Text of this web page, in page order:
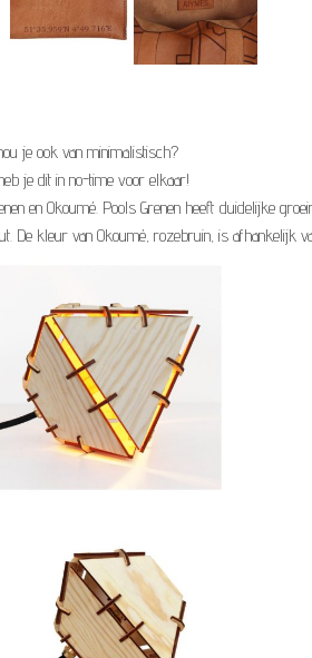
je ook van minimalistisch?
je dit in no-time voor elkaar!
en Okoumé. Pools Grenen heeft duidelijke
De kleur van Okoumé, rozebruin, is afhankelijk